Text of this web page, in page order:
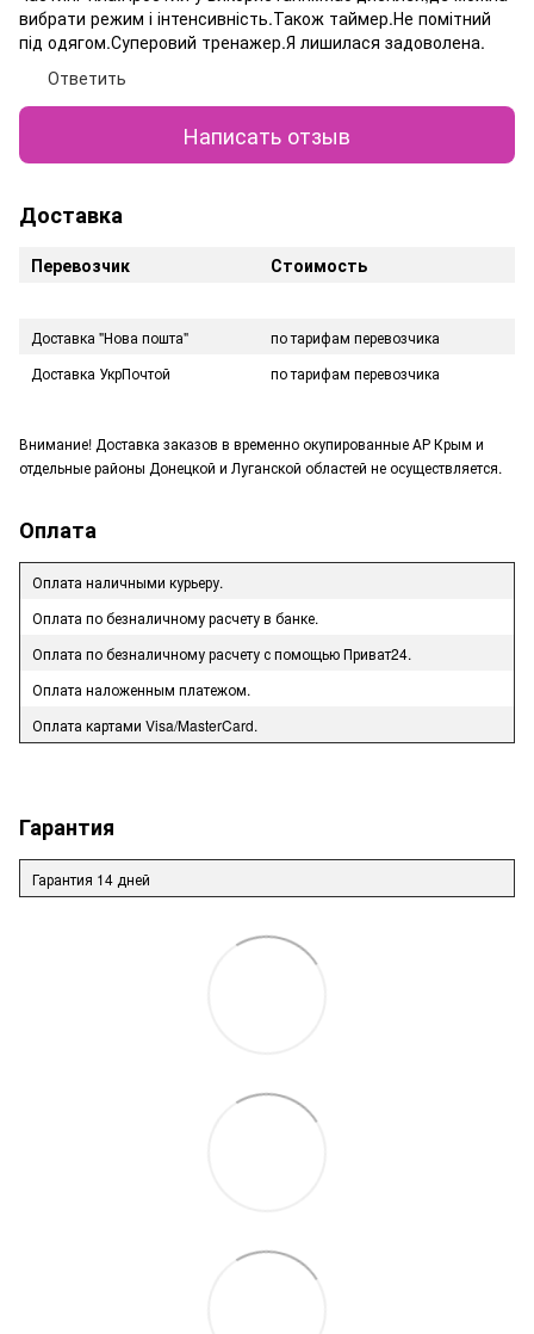
вибрати режим і інтенсивність.Також таймер.Не помітний
під одягом.Суперовий тренажер.Я лишилася задоволена.
Ответить
Написать отзыв
Доставка
Перевозчик Стоимость
Доставка "Нова пошта"
по тарифам перевозчика
Доставка УкрПочтой
по тарифам перевозчика
Внимание! Доставка заказов в временно окупированные АР Крым и
отдельные районы Донецкой и Луганской областей не осуществляется.
Оплата
Оплата наличными курьеру.
Оплата по безналичному расчету в банке.
Оплата по безналичному расчету с помощью Приват24.
Оплата наложенным платежом.
Оплата картами Visa/MasterCard.
Гарантия
Гарантия 14 дней